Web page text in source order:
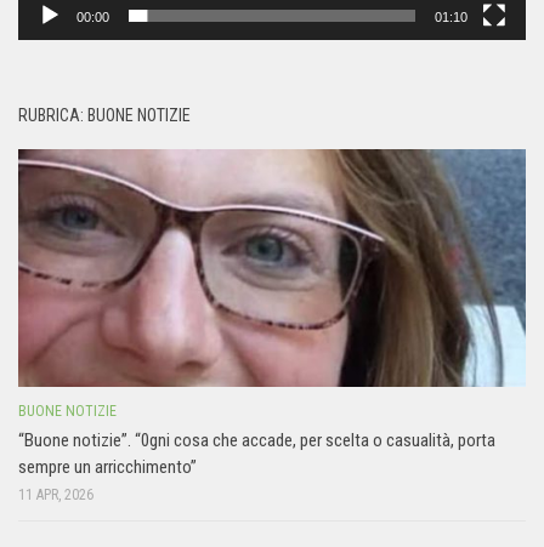
00:00 01:10
RUBRICA: BUONE NOTIZIE
BUONE NOTIZIE
“Buone notizie”. “0gni cosa che accade, per scelta o casualità, porta
sempre un arricchimento”
11 APR, 2026